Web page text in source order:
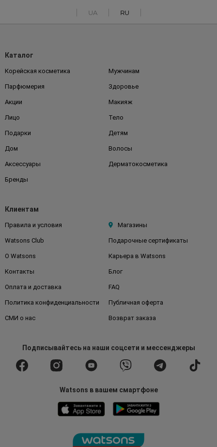
UA RU
Каталог
Корейская косметика Мужчинам
Парфюмерия Здоровье
Акции Макияж
Лицо Тело
Подарки Детям
Дом Волосы
Аксессуары Дерматокосметика
Бренды
Клиентам
Правила и условия Магазины
Watsons Club Подарочные сертификаты
О Watsons Карьера в Watsons
Контакты Блог
Оплата и доставка FAQ
Политика конфиденциальности Публичная оферта
СМИ о нас Возврат заказа
Подписывайтесьна наши соцсети и мессенджеры
Watsons в вашем смартфоне